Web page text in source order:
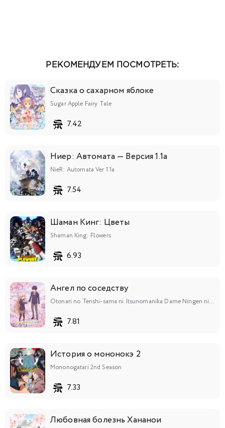
РЕКОМЕНДУЕМ ПОСМОТРЕТЬ:
Сказка о сахарном яблоке
Sugar Apple Fairy Tale
7.42
Ниер: Автомата — Версия 1.1а
NieR: Automata Ver 1.1a
7.54
Шаман Кинг: Цветы
Shaman King: Flowers
6.93
Ангел по соседству
Otonari no Tenshi-sama ni Itsunomanika Dame Ningen ni Sareteita Ken
7.81
История о мононокэ 2
Mononogatari 2nd Season
7.33
Любовная болезнь Хананои